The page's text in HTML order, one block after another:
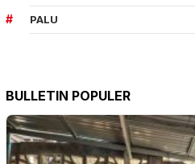
PALU
BULLETIN POPULER